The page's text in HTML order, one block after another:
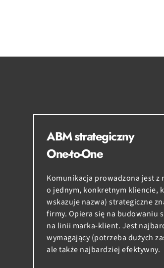
ABM strategiczny
One-to-One
Komunikacja prowadzona jest z
o jednym, konkretnym kliencie,
wskazuje nazwa) strategiczne
firmy. Opiera się na budowaniu
na linii marka-klient. Jest
wymagający (potrzeba dużych
ale także najbardziej efektywny.